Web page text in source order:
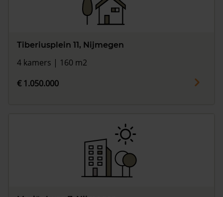
Tiberiusplein 11, Nijmegen
4 kamers | 160 m2
€ 1.050.000